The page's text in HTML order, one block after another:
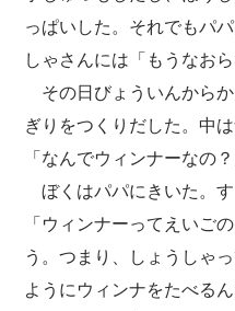
っぱいした。それでもパ
しゃさんには「もうなお
その日びょういんから
ぎりをつくりだした。中
「なんでウィンナーなの？
ぼくはパパにきいた。す
「ウィンナーってえいご
う。つまり、しょうしゃ
ようにウィンナをたべるん